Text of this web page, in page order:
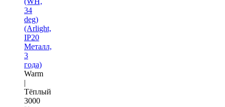
34
deg)
(Arlight,
IP20
Металл,
3
года)
Warm
|
Тёплый
3000